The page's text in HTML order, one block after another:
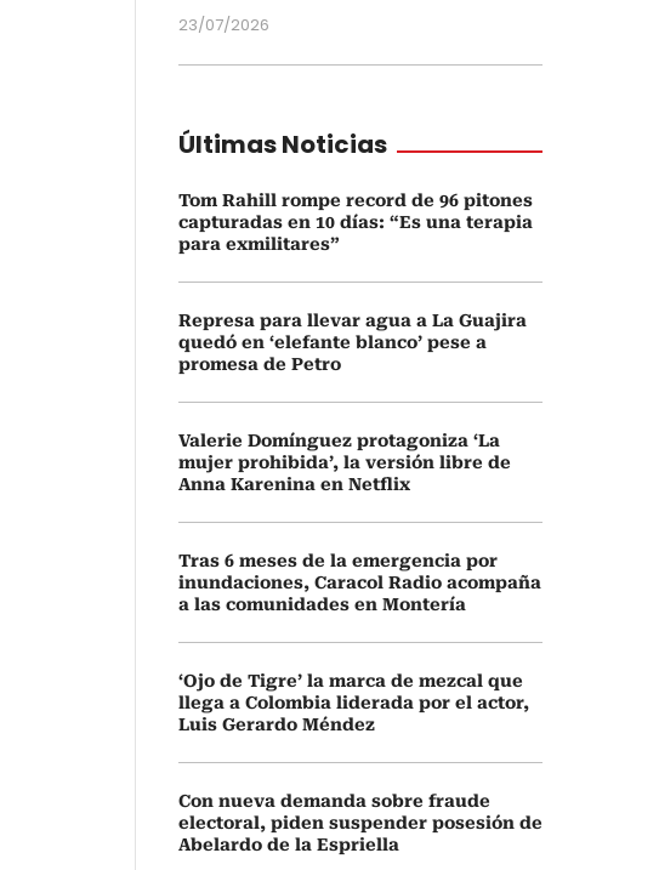
23/07/2026
Últimas Noticias
Tom Rahill rompe record de 96 pitones
capturadas en 10 días: “Es una terapia
para exmilitares”
Represa para llevar agua a La Guajira
quedó en ‘elefante blanco’ pese a
promesa de Petro
Valerie Domínguez protagoniza ‘La
mujer prohibida’, la versión libre de
Anna Karenina en Netflix
Tras 6 meses de la emergencia por
inundaciones, Caracol Radio acompaña
a las comunidades en Montería
‘Ojo de Tigre’ la marca de mezcal que
llega a Colombia liderada por el actor,
Luis Gerardo Méndez
Con nueva demanda sobre fraude
electoral, piden suspender posesión de
Abelardo de la Espriella